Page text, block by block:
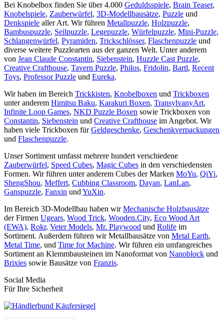
Bei Knobelbox finden Sie über 4.000 Geduldsspiele, Brain Teaser,
Knobelspiele, Zauberwürfel, 3D-Modellbausätze, Puzzle und
Denkspiele aller Art. Wir führen Metallpuzzle, Holzpuzzle,
Bambuspuzzle, Seilpuzzle, Legepuzzle, Würfelpuzzle, Mini-Puzzle,
Schlangenwürfel, Pyramiden, Trickschlösser, Flaschenpuzzle und
diverse weitere Puzzlearten aus der ganzen Welt. Unter anderem
von Jean Claude Constantin, Siebenstein, Huzzle Cast Puzzle,
Creative Crafthouse, Tavern Puzzle, Philos, Fridolin, Bartl, Recent
Toys, Professor Puzzle und Eureka.
Wir haben im Bereich Trickkisten, Knobelboxen und Trickboxen
unter anderem Himitsu Baku, Karakuri Boxen, TransylvanyArt,
Infinite Loop Games, NKD Puzzle Boxen sowie Trickboxen von
Constantin, Siebenstein und Creative Crafthouse im Angebot. Wir
haben viele Trickboxen fürGeldgeschenke, Geschenkverpackungen
und Flaschenpuzzle.
Unser Sortiment umfasst mehrere hundert verschiedene
Zauberwürfel, Speed Cubes, Magic Cubes in den verschiedensten
Formen. Wir führen unter anderem Cubes der Marken MoYu, QiYi,
ShengShou, Meffert, Cubbing Classroom, Dayan, LanLan,
Ganspuzzle, Fanxin und YuXin.
Im Bereich 3D-Modellbau haben wirMechanische Holzbausätze
der Firmen Ugears, Wood Trick, Wooden.City, Eco Wood Art
(EWA), Rokr, Veter Models, Mr. Playwood und Rolife im
Sortiment. Außerdem führen wir Metallbausätze von Metal Earth,
Metal Time, und Time for Machine. Wir führen ein umfangreiches
Sortiment an Klemmbausteinen im Nanoformat von Nanoblock und
Brixies sowie Bausätze von Franzis.
Social Media
Für Ihre Sicherheit